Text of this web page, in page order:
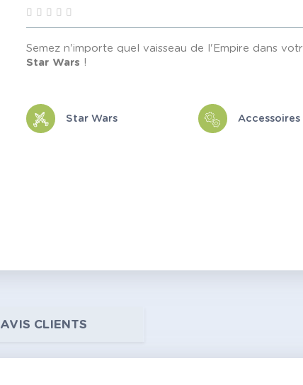
Semez n'importe quel vaisseau de l'Empire dans
Star Wars !
Star Wars Accessoires
AVIS CLIENTS